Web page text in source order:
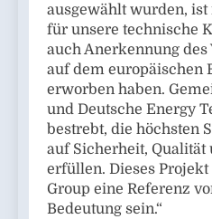
ausgewählt wurden,
für unsere technische
auch Anerkennung
auf dem europäischen
erworben haben.
und Deutsche Energy
bestrebt, die höchsten
auf Sicherheit, Qualität
erfüllen. Dieses
Group eine Referenz
Bedeutung sein.“